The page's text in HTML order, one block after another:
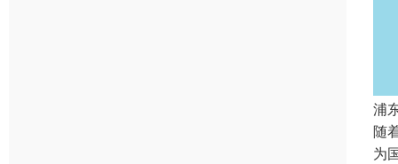
浦
随
为